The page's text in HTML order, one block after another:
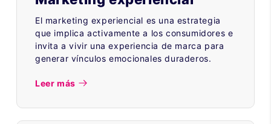
El marketing experiencial es una estrategia
que implica activamente a los consumidores e
invita a vivir una experiencia de marca para
generar vínculos emocionales duraderos.
Leer más